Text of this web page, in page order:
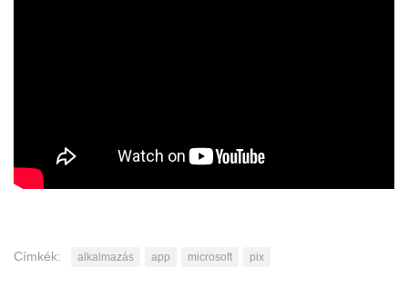
Címkék: alkalmazás app microsoft pix